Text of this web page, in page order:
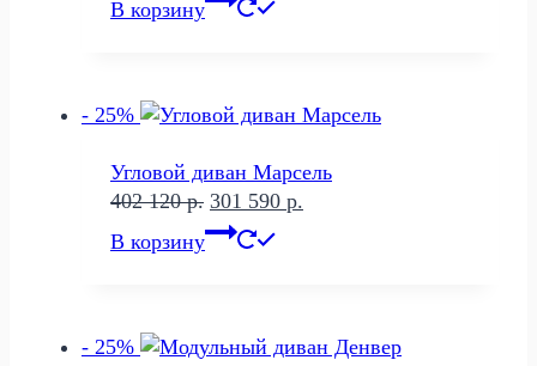
составляла
В корзину
- 25%
Угловой диван Марсель
402 120р. Первоначальная
цена
составляла
301 590 р.
В корзину
- 25%